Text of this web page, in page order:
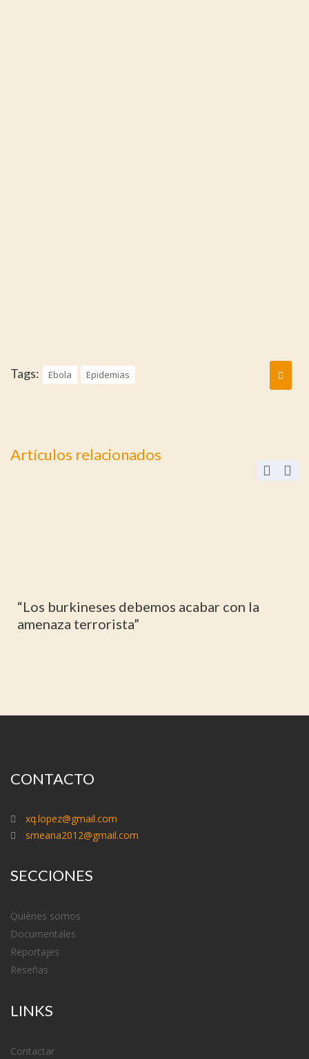
Tags: Ebola Epidemias
Artículos relacionados
El puente aéreo del dinero sucio de España a
Gambia
CONTACTO
xq.lopez@gmail.com
smeana2012@gmail.com
SECCIONES
Quiénes somos
Documentales
Reportajes
Reseñas
LINKS
Contactar